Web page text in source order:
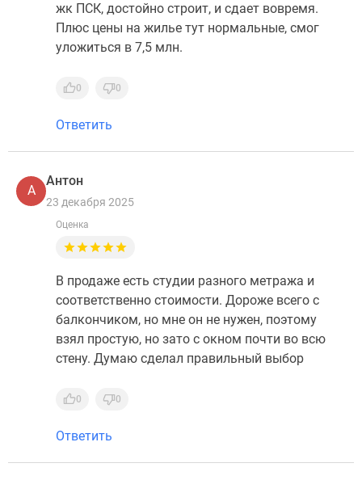
жк ПСК, достойно строит, и сдает вовремя.
Плюс цены на жилье тут нормальные, смог
уложиться в 7,5 млн.
0 0
Ответить
А
Антон
23 декабря 2025
Оценка
В продаже есть студии разного метража и
соответственно стоимости. Дороже всего с
балкончиком, но мне он не нужен, поэтому
взял простую, но зато с окном почти во всю
стену. Думаю сделал правильный выбор
0 0
Ответить